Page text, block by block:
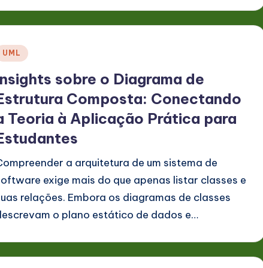
UML
sobre o Diagrama de
Composta: Conectando
Teoria à Aplicação Prática para
a arquitetura de um sistema de
exige mais do que apenas listar classes e
relações. Embora os diagramas de classes
o plano estático de dados e…